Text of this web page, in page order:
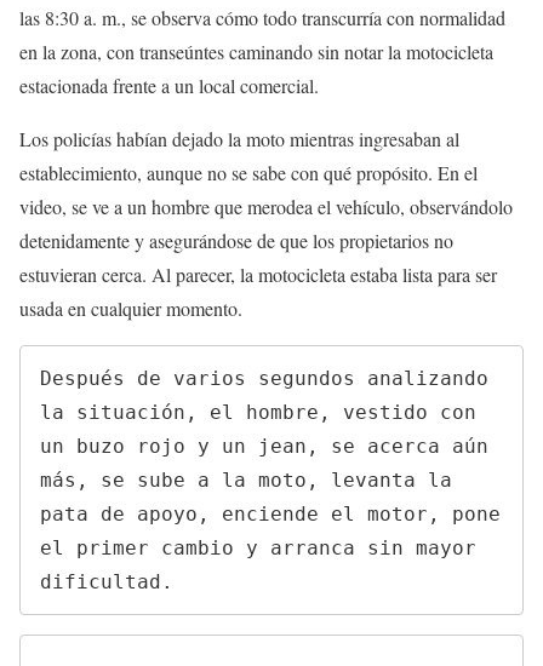
las 8:30 a. m., se observa cómo todo transcurría con normalidad
en la zona, con transeúntes caminando sin notar la motocicleta
estacionada frente a un local comercial.
Los policías habían dejado la moto mientras ingresaban al
establecimiento, aunque no se sabe con qué propósito. En el
video, se ve a un hombre que merodea el vehículo, observándolo
detenidamente y asegurándose de que los propietarios no
estuvieran cerca. Al parecer, la motocicleta estaba lista para ser
usada en cualquier momento.
Después de varios segundos analizando
la situación, el hombre, vestido con
un buzo rojo y un jean, se acerca aún
más, se sube a la moto, levanta la
pata de apoyo, enciende el motor, pone
el primer cambio y arranca sin mayor
dificultad.